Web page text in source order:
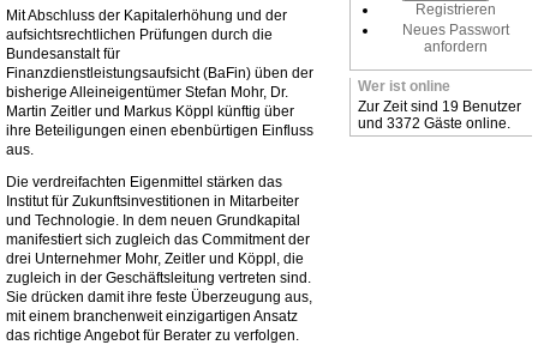
Mit Abschluss der Kapitalerhöhung und der
aufsichtsrechtlichen Prüfungen durch die
Bundesanstalt für
Finanzdienstleistungsaufsicht (BaFin) üben der
bisherige Alleineigentümer Stefan Mohr, Dr.
Martin Zeitler und Markus Köppl künftig über
ihre Beteiligungen einen ebenbürtigen Einfluss
aus.
Die verdreifachten Eigenmittel stärken das
Institut für Zukunftsinvestitionen in Mitarbeiter
und Technologie. In dem neuen Grundkapital
manifestiert sich zugleich das Commitment der
drei Unternehmer Mohr, Zeitler und Köppl, die
zugleich in der Geschäftsleitung vertreten sind.
Sie drücken damit ihre feste Überzeugung aus,
mit einem branchenweit einzigartigen Ansatz
das richtige Angebot für Berater zu verfolgen.
Registrieren
Neues Passwort
anfordern
Wer ist online
Zur Zeit sind 19 Benutzer
und 3372 Gäste online.